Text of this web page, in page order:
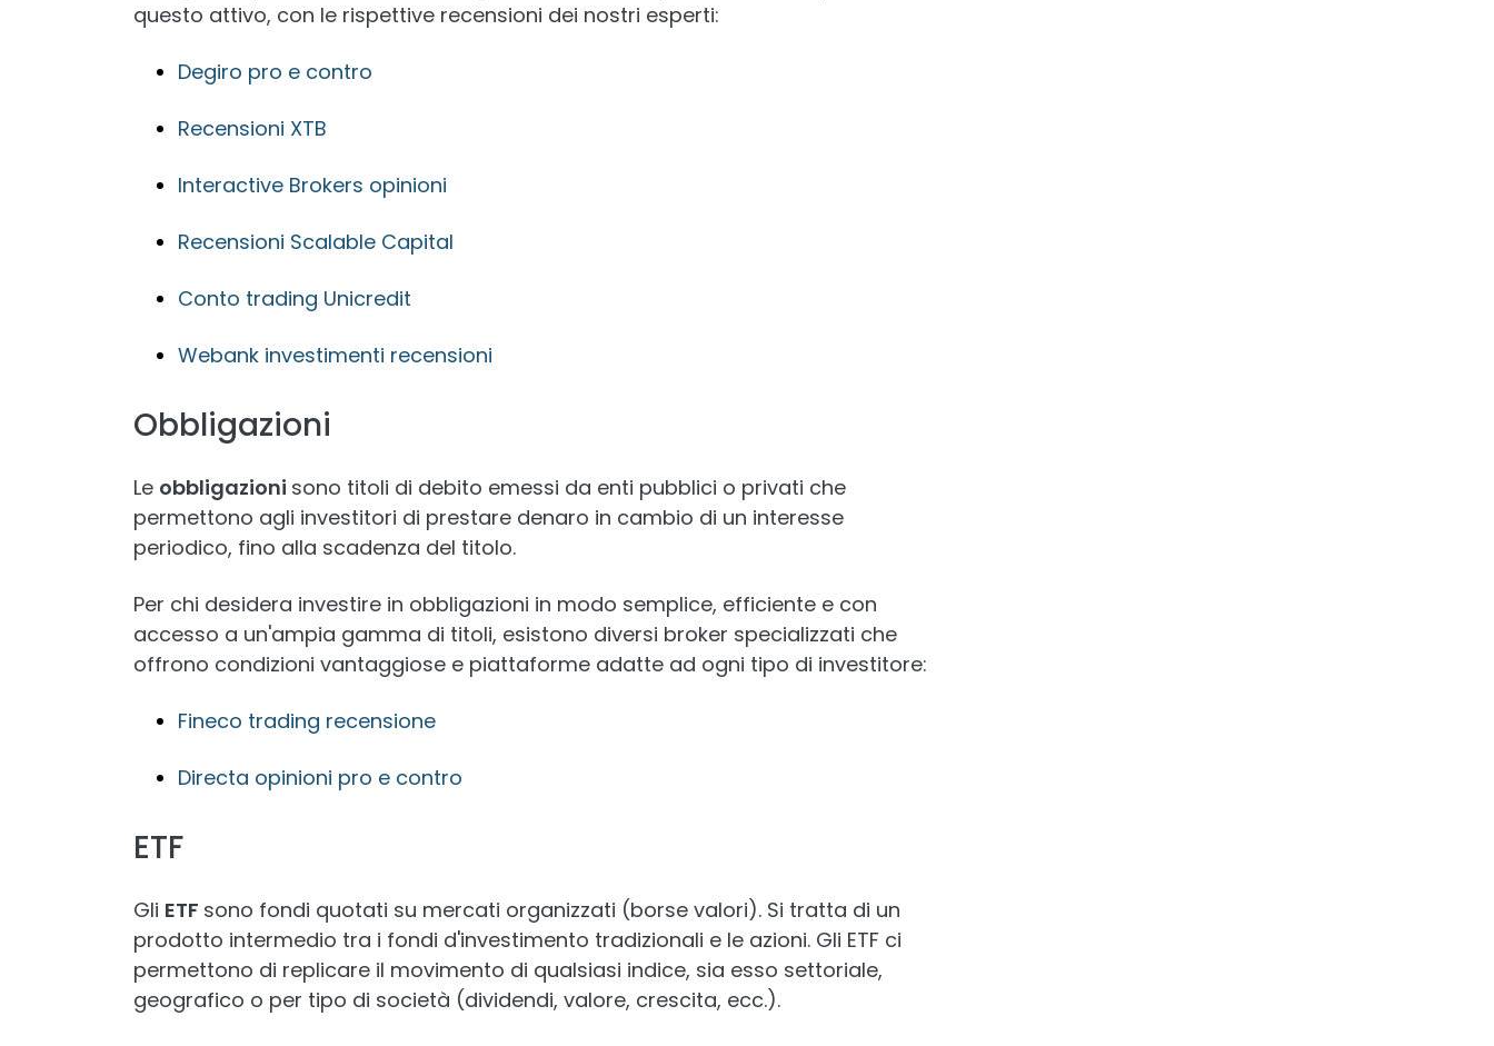
questo attivo, con le rispettive recensioni dei nostri esperti:
Degiro pro e contro
Recensioni XTB
Interactive Brokers opinioni
Recensioni Scalable Capital
Conto trading Unicredit
Webank investimenti recensioni
Obbligazioni
Le obbligazioni sono titoli di debito emessi da enti pubblici o privati che
permettono agli investitori di prestare denaro in cambio di un interesse
periodico, fino alla scadenza del titolo.
Per chi desidera investire in obbligazioni in modo semplice, efficiente e con
accesso a un'ampia gamma di titoli, esistono diversi broker specializzati che
offrono condizioni vantaggiose e piattaforme adatte ad ogni tipo di investitore:
Fineco trading recensione
Directa opinioni pro e contro
ETF
Gli ETF sono fondi quotati su mercati organizzati (borse valori). Si tratta di un
prodotto intermedio tra i fondi d'investimento tradizionali e le azioni. Gli ETF ci
permettono di replicare il movimento di qualsiasi indice, sia esso settoriale,
geografico o per tipo di società (dividendi, valore, crescita, ecc.).